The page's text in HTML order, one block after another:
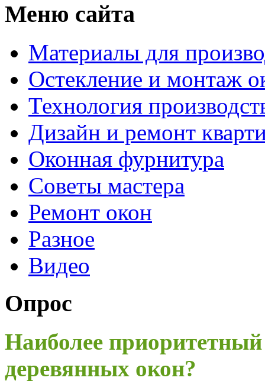
Меню сайта
Материалы для
Остекление и монтаж
Технология
Дизайн и ремонт
Оконная фурнитура
Советы мастера
Ремонт окон
Разное
Видео
Опрос
Наиболее
деревянных окон?